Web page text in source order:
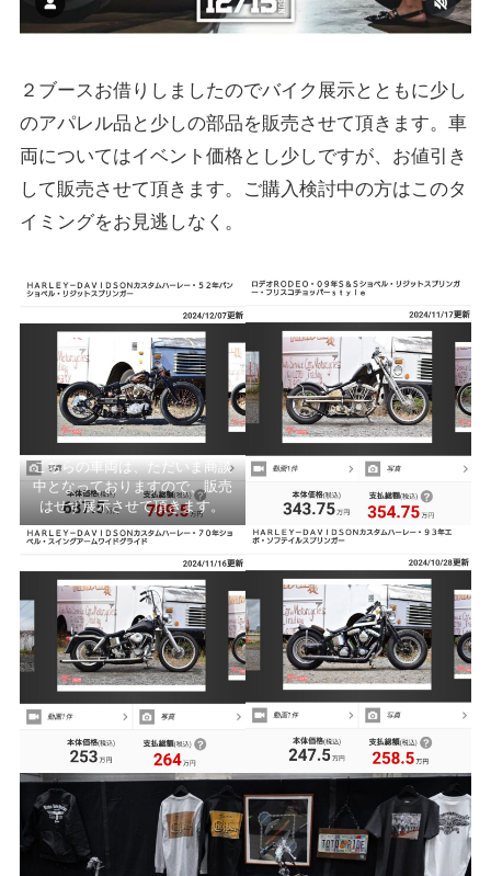
２ブースお借りしましたのでバイク展示とともに少し
のアパレル品と少しの部品を販売させて頂きます。車
両についてはイベント価格とし少しですが、お値引き
して販売させて頂きます。ご購入検討中の方はこのタ
イミングをお見逃しなく。
こちらの車両は、ただいま商談
中となっておりますので、販売
はせず展示させて頂きます。